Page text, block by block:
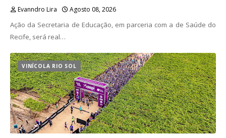
Evanndro Lira Agosto 08, 2026
Ação da Secretaria de Educação, em parceria com a de Saúde do
Recife, será real…
VINÍCOLA RIO SOL